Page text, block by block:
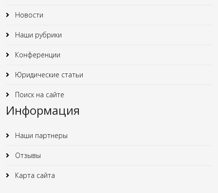
Новости
Наши рубрики
Конференции
Юридические статьи
Поиск на сайте
Информация
Наши партнеры
Отзывы
Карта сайта